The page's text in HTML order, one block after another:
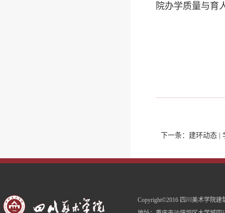
院办学质量与育
下一条： 建环动态 |
Copyright©2016 四川美术学院